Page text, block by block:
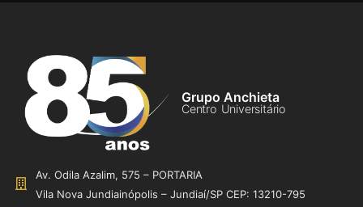
Grupo Anchieta
Centro Universitário
Av. Odila Azalim, 575 – PORTARIA
Vila Nova Jundiainópolis – Jundiaí/SP CEP: 13210-795